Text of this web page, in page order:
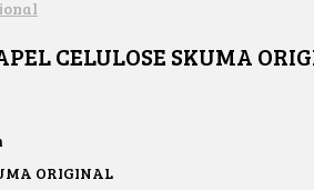
CELULOSE SKUMA